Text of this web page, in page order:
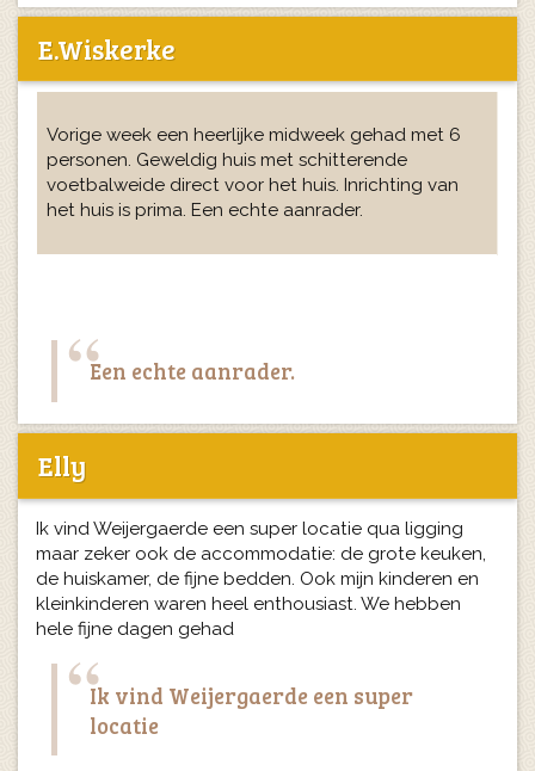
E.Wiskerke
Vorige week een heerlijke midweek gehad met 6
personen. Geweldig huis met schitterende
voetbalweide direct voor het huis. Inrichting van
het huis is prima. Een echte aanrader.
Een echte aanrader.
Elly
Ik vind Weijergaerde een super locatie qua ligging
maar zeker ook de accommodatie: de grote keuken,
de huiskamer, de fijne bedden. Ook mijn kinderen en
kleinkinderen waren heel enthousiast. We hebben
hele fijne dagen gehad
Ik vind Weijergaerde een super
locatie